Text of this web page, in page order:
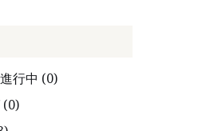
行中 (0)
(0)